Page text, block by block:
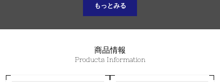
もっとみる
商品情報
Products Information